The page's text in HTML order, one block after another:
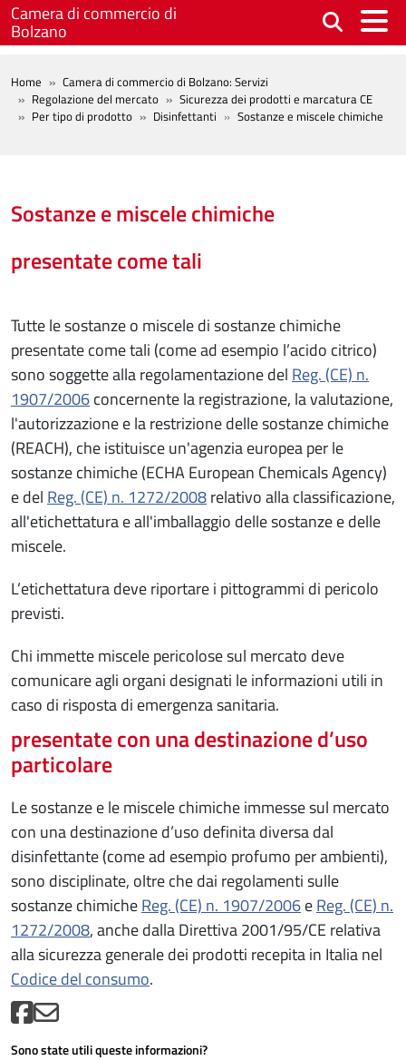
Salta al contenuto principale
Camera di commercio di
Bolzano
BREADCRUMB
Home
Camera di commercio di Bolzano: Servizi
Regolazione del mercato
Sicurezza dei prodotti e marcatura CE
Per tipo di prodotto
Disinfettanti Sostanze e miscele chimiche
Sostanze e miscele chimiche
presentate come tali
Tutte le sostanze o miscele di sostanze chimiche
presentate come tali (come ad esempio l’acido citrico)
sono soggette alla regolamentazione del Reg. (CE) n.
1907/2006concernente la registrazione, la valutazione,
l'autorizzazione e la restrizione delle sostanze chimiche
(REACH), che istituisce un'agenzia europea per le
sostanze chimiche (ECHA European Chemicals Agency)
e del Reg. (CE) n. 1272/2008relativo alla classificazione,
all'etichettatura e all'imballaggio delle sostanze e delle
miscele.
L’etichettatura deve riportare i pittogrammi di pericolo
previsti.
Chi immette miscele pericolose sul mercato deve
comunicare agli organi designati le informazioni utili in
caso di risposta di emergenza sanitaria.
presentate con una destinazione d’uso
particolare
Le sostanze e le miscele chimiche immesse sul mercato
con una destinazione d’uso definita diversa dal
disinfettante (come ad esempio profumo per ambienti),
sono disciplinate, oltre che dai regolamenti sulle
sostanze chimicheReg. (CE) n. 1907/2006eReg. (CE) n.
1272/2008, anche dalla Direttiva 2001/95/CE relativa
alla sicurezza generale dei prodotti recepita in Italia nel
Codice del consumo.
Sono state utili queste informazioni?